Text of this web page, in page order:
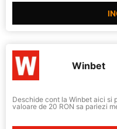
Winbet
Deschide cont la Winbet aici si
valoare de 20 RON sa pariezi